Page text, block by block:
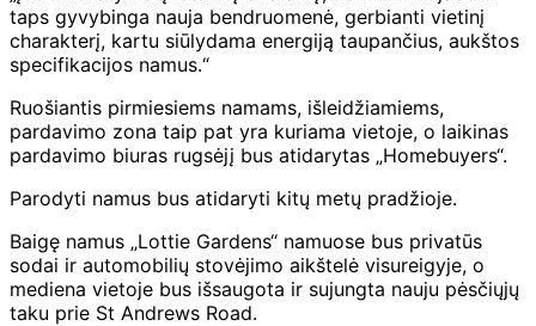
taps gyvybinga nauja bendruomenė, gerbianti vietinį
charakterį, kartu siūlydama energiją taupančius, aukštos
specifikacijos namus.“
Ruošiantis pirmiesiems namams, išleidžiamiems,
pardavimo zona taip pat yra kuriama vietoje, o laikinas
pardavimo biuras rugsėjį bus atidarytas „Homebuyers“.
Parodyti namus bus atidaryti kitų metų pradžioje.
Baigę namus „Lottie Gardens“ namuose bus privatūs
sodai ir automobilių stovėjimo aikštelė visureigyje, o
mediena vietoje bus išsaugota ir sujungta nauju pėsčiųjų
taku prie St Andrews Road.